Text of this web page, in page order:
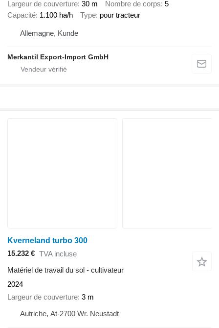
Largeur de couverture 30 m Nombre de corps 5
Capacité 1.100 ha/h Type pour tracteur
Allemagne, Kunde
Merkantil Export-Import GmbH
Kverneland turbo 300
15.232 € TVA incluse
Matériel de travail du sol - cultivateur
2024
Largeur de couverture 3 m
Autriche, At-2700 Wr. Neustadt